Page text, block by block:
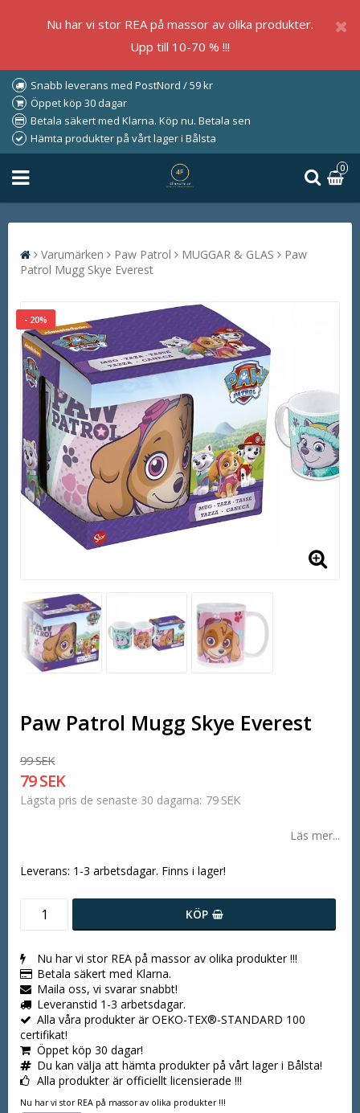
Nu har vi stor REA på massor av olika produkter.
Upp till 10-70 % !!!
Snabb leverans med PostNord / 59 kr
Öppet köp 30 dagar
Betala säkert med Klarna. Köp nu. Betala sen
Hämta produkter på vårt lager i Bålsta
0
Varumärken Paw Patrol MUGGAR & GLAS
Paw
Patrol Mugg Skye Everest
- 20%
Paw Patrol Mugg Skye Everest
99 SEK
79 SEK
Lägsta pris de senaste 30 dagarna 79 SEK
Läs mer...
Leverans: 1-3 arbetsdagar. Finns i lager!
KÖP
Nu har vi stor REA på massor av olika produkter !!!
Betala säkert med Klarna.
Maila oss, vi svarar snabbt!
Leveranstid 1-3 arbetsdagar.
Alla våra produkter är OEKO-TEX®-STANDARD 100
certifikat!
Öppet köp 30 dagar!
Du kan välja att hämta produkter på vårt lager i Bålsta!
Alla produkter är officiellt licensierade !!!
Nu har vi stor REA på massor av olika produkter !!!